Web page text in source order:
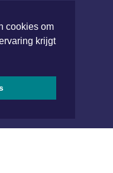
cookies om
krijgt